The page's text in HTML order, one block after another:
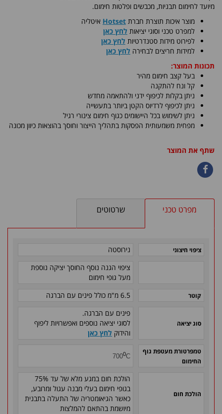
מיועד לחימום תבניות, מכבשים ופלטות חימום.
​מוצר איכות תוצרת חברת Hotset איטליה
למפרט טכני וסוגי יציאות לחץ כאן
לפירוט מידות סטנדרטיות לחץ כאן
למידות חריצים לבחירה לחץ כאן
תכונות המוצר:
בעל קצב חימום מהיר
קל ונח להתקנה
ניתן בקלות לכיפוף ידני ולהתאמה מחדש
ניתן לכיפוף לרדיוס הקטן ביותר בתעשייה
ניתן לשימוש בכל היישומים כגוף חימום צינורי רגיל
מפחית משמעותית הפסקות בתהליך הייצור וחוסך בהוצאות כיוון מכונה
שתף את המוצר
מפרט טכני שרטוטים
ציפוי חיצוני
נירוסטה
ציפוי הגנה נוסף החוסך יציקה נוספת
מעל גופי חימום
קוטר 6.5 מ"מ כולל פינים עם הברגה
סוג יציאה
פינים עם הברגה.
לסוגי יציאה נוספים ואפשרויות ליפוף
והידוק לחץ כאן
טמפרטורת מעטפת גוף
החימום
7000C
הולכת חום
הולכת חום במגע מלא של עד 75%
בגופי חימום בעלי מבנה עגול ומרובע,
כאשר הגיאומטריה של התעלה בתבנית
מיושמת בהתאם להמלצות